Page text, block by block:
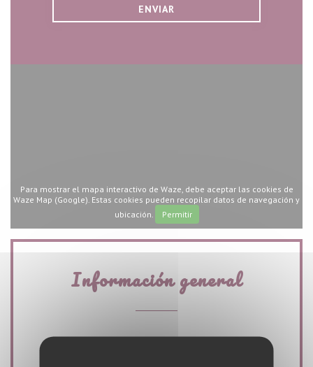
Para mostrar el mapa interactivo de Waze, debe aceptar las cookies de
Waze Map (Google). Estas cookies pueden recopilar datos de navegación y
ubicación.
Permitir
Información general